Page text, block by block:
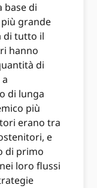
base di
grande
di tutto il
hanno
di
di lunga
più
erano tra
e
di primo
loro flussi